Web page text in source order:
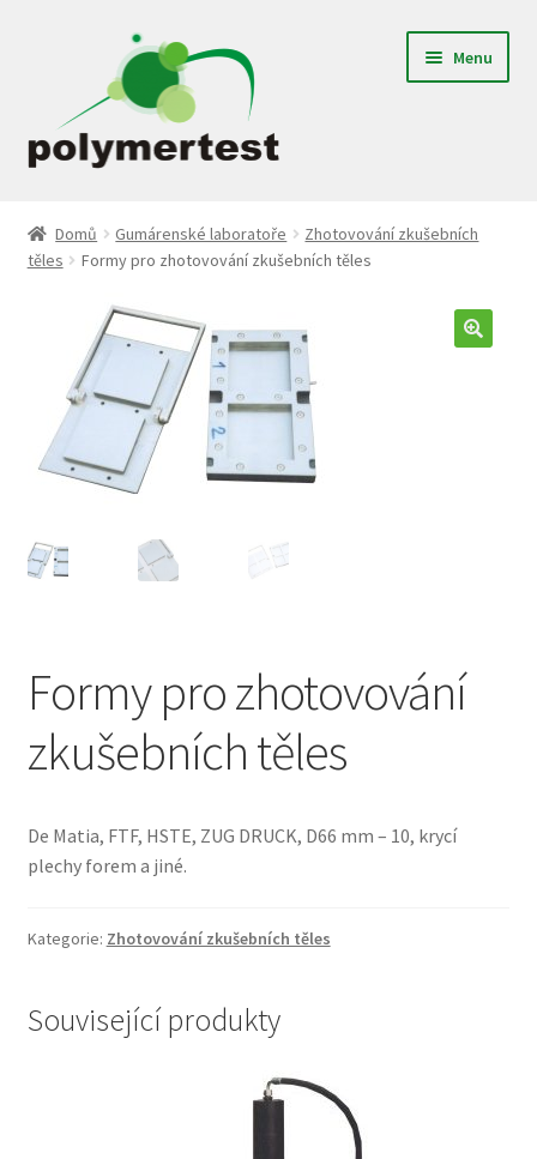
navigaci
webu
Menu
child
Textilní laboratoře
Plastikářské laboratoře
Jednoúčelové zařízení
Domů Gumárenské laboratoře
Zhotovování zkušebních
těles
Formy pro zhotovování zkušebních těles
Formy pro zhotovování
zkušebních těles
De Matia, FTF, HSTE, ZUG DRUCK, D66 mm – 10, krycí
plechy forem a jiné.
Kategorie: Zhotovování zkušebních těles
Související produkty